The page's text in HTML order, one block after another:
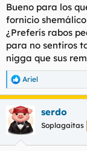
Bueno para los
fornicio
¿Preferís rabos
para no sentiros
nigga que sus
R
e
a
c
c
i
Ariel
serdo
Soplagaitas